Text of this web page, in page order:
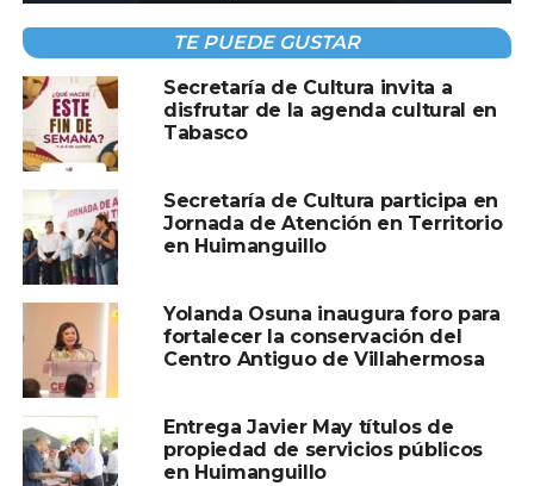
TEMAS RELACIONADOS: PORTADA
A CONTINUACIÓN
Tesla perdió más de USD 100.000 millones
por el enfrentamiento público de Elon Musk
y Donald Trump
NO TE PIERDAS
Buqu con vehículos se incendia en el Océano
Pacífico
TE PUEDE GUSTAR
Secretaría de Cultura invita a
disfrutar de la agenda cultural en
Tabasco
Secretaría de Cultura participa en
Jornada de Atención en Territorio
en Huimanguillo
Yolanda Osuna inaugura foro para
fortalecer la conservación del
Centro Antiguo de Villahermosa
Entrega Javier May títulos de
propiedad de servicios públicos
en Huimanguillo